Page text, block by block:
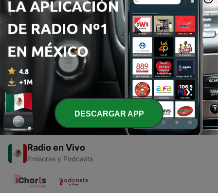
Episodios
Paul au parc (projet bruitage 4em secondaire)
15 nov. 2020
1 - November 11, 2020
11 nov. 2020
Radio en Vivo
Emisoras y Podcasts
DESCARGAR APP